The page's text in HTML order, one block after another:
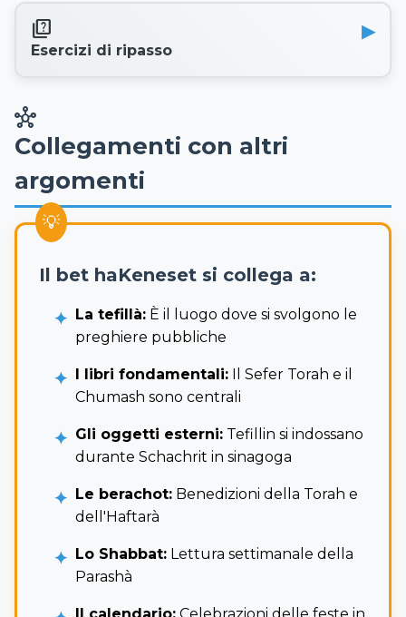
quiz
Esercizi di ripasso
hub
Collegamenti con altri
argomenti
Il bet haKeneset si collega a:
La tefillà: È il luogo dove si svolgono le
preghiere pubbliche
I libri fondamentali: Il Sefer Torah e il
Chumash sono centrali
Gli oggetti esterni: Tefillin si indossano
durante Schachrit in sinagoga
Le berachot: Benedizioni della Torah e
dell'Haftarà
Lo Shabbat: Lettura settimanale della
Parashà